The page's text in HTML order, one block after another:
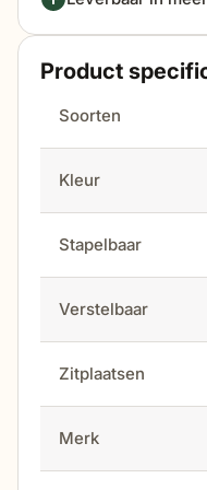
Product
Soorten
Kleur
Stapelbaar
Verstelbaar
Zitplaatsen
Merk